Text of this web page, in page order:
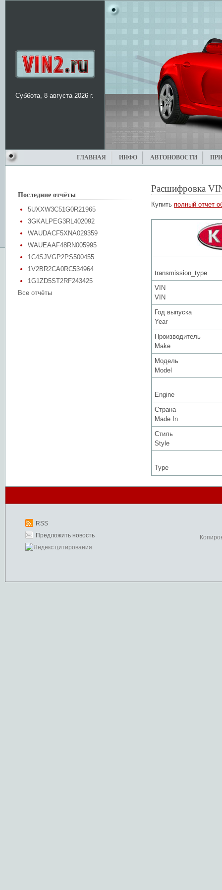
Суббота, 8 августа 2026 г.
ГЛАВНАЯ ИНФО АВТОНОВОСТИ
Последние отчёты
5UXXW3C51G0R21965
3GKALPEG3RL402092
WAUDACF5XNA029359
WAUEAAF48RN005995
1C4SJVGP2PS500455
1V2BR2CA0RC534964
1G1ZD5ST2RF243425
Все отчёты
Расшифровка
Купить полный отчет
transmission_type
VIN
VIN
Год выпуска
Year
Производитель
Make
Модель
Model
Engine
Страна
Made In
Стиль
Style
Type
RSS
Предложить новость